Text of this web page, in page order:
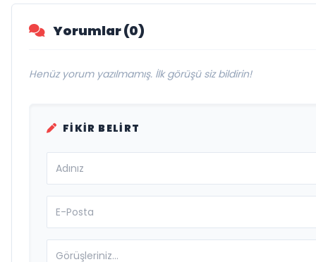
Yorumlar (0)
Henüz yorum yazılmamış. İlk görüşü siz bildirin!
FIKIR BELIRT